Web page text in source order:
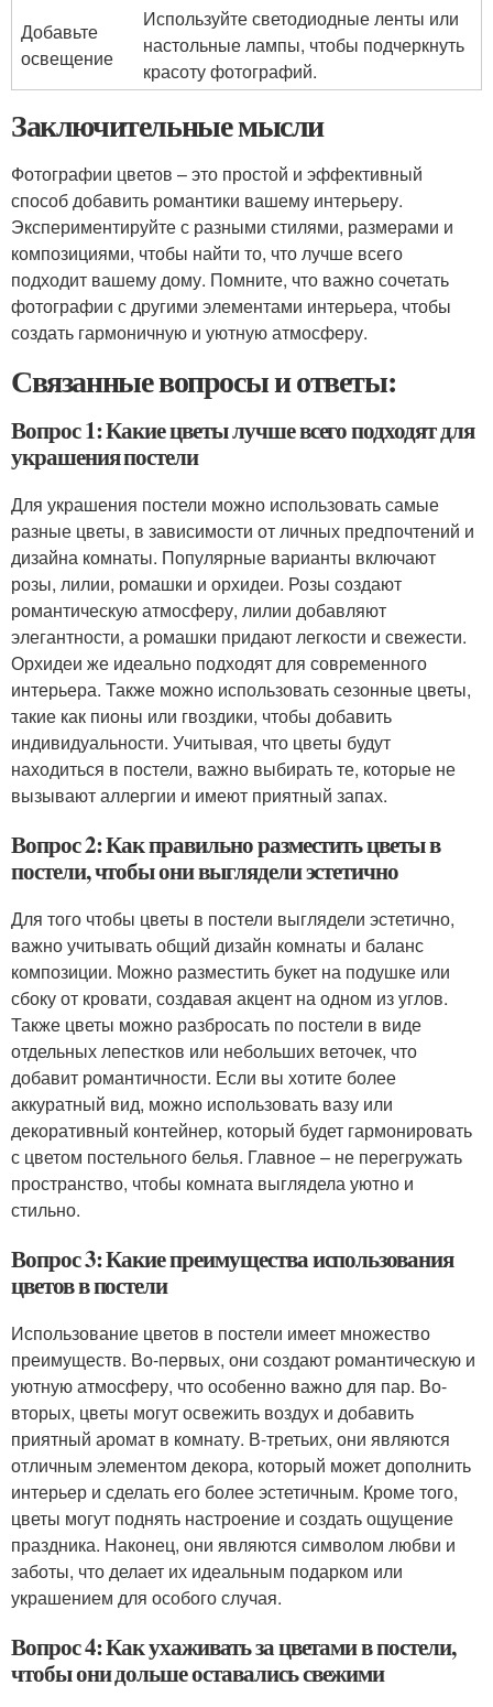
Добавьте
освещение
Используйте светодиодные ленты или
настольные лампы, чтобы подчеркнуть
красоту фотографий.
Заключительные мысли
Фотографии цветов – это простой и эффективный
способ добавить романтики вашему интерьеру.
Экспериментируйте с разными стилями, размерами и
композициями, чтобы найти то, что лучше всего
подходит вашему дому. Помните, что важно сочетать
фотографии с другими элементами интерьера, чтобы
создать гармоничную и уютную атмосферу.
Связанные вопросы и ответы:
Вопрос 1: Какие цветы лучше всего подходят для
украшения постели
Для украшения постели можно использовать самые
разные цветы, в зависимости от личных предпочтений и
дизайна комнаты. Популярные варианты включают
розы, лилии, ромашки и орхидеи. Розы создают
романтическую атмосферу, лилии добавляют
элегантности, а ромашки придают легкости и свежести.
Орхидеи же идеально подходят для современного
интерьера. Также можно использовать сезонные цветы,
такие как пионы или гвоздики, чтобы добавить
индивидуальности. Учитывая, что цветы будут
находиться в постели, важно выбирать те, которые не
вызывают аллергии и имеют приятный запах.
Вопрос 2: Как правильно разместить цветы в
постели, чтобы они выглядели эстетично
Для того чтобы цветы в постели выглядели эстетично,
важно учитывать общий дизайн комнаты и баланс
композиции. Можно разместить букет на подушке или
сбоку от кровати, создавая акцент на одном из углов.
Также цветы можно разбросать по постели в виде
отдельных лепестков или небольших веточек, что
добавит романтичности. Если вы хотите более
аккуратный вид, можно использовать вазу или
декоративный контейнер, который будет гармонировать
с цветом постельного белья. Главное – не перегружать
пространство, чтобы комната выглядела уютно и
стильно.
Вопрос 3: Какие преимущества использования
цветов в постели
Использование цветов в постели имеет множество
преимуществ. Во-первых, они создают романтическую и
уютную атмосферу, что особенно важно для пар. Во-
вторых, цветы могут освежить воздух и добавить
приятный аромат в комнату. В-третьих, они являются
отличным элементом декора, который может дополнить
интерьер и сделать его более эстетичным. Кроме того,
цветы могут поднять настроение и создать ощущение
праздника. Наконец, они являются символом любви и
заботы, что делает их идеальным подарком или
украшением для особого случая.
Вопрос 4: Как ухаживать за цветами в постели,
чтобы они дольше оставались свежими